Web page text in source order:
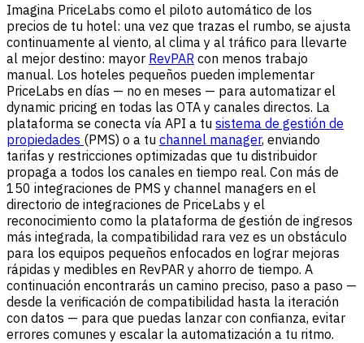
Imagina PriceLabs como el piloto automático de los
precios de tu hotel: una vez que trazas el rumbo, se ajusta
continuamente al viento, al clima y al tráfico para llevarte
al mejor destino: mayor RevPAR con menos trabajo
manual. Los hoteles pequeños pueden implementar
PriceLabs en días — no en meses — para automatizar el
dynamic pricing en todas las OTA y canales directos. La
plataforma se conecta vía API a tu sistema de gestión de
propiedades (PMS) o a tu channel manager, enviando
tarifas y restricciones optimizadas que tu distribuidor
propaga a todos los canales en tiempo real. Con más de
150 integraciones de PMS y channel managers en el
directorio de integraciones de PriceLabs y el
reconocimiento como la plataforma de gestión de ingresos
más integrada, la compatibilidad rara vez es un obstáculo
para los equipos pequeños enfocados en lograr mejoras
rápidas y medibles en RevPAR y ahorro de tiempo. A
continuación encontrarás un camino preciso, paso a paso —
desde la verificación de compatibilidad hasta la iteración
con datos — para que puedas lanzar con confianza, evitar
errores comunes y escalar la automatización a tu ritmo.